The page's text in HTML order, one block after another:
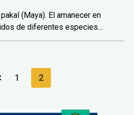
(Maya). El amanecer en
de diferentes especies...
1 2